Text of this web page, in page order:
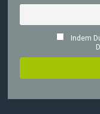
Indem